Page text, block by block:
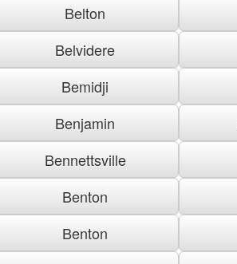
Belton
Belvidere
Bemidji
Benjamin
Bennettsville
Benton
Benton